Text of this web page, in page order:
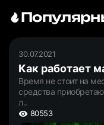
30.07.2021
Как работает
Время не стоит на
средства
л..
80553